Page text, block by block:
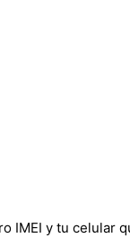
IMEI y tu celular